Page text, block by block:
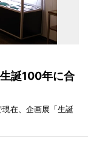
誕100年に合
在、企画展「生誕